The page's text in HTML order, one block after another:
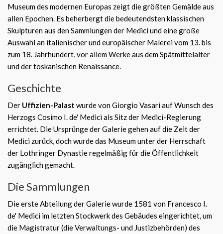
Museum des modernen Europas zeigt die größten Gemälde aus
allen Epochen. Es beherbergt die bedeutendsten klassischen
Skulpturen aus den Sammlungen der Medici und eine große
Auswahl an italienischer und europäischer Malerei vom 13. bis
zum 18. Jahrhundert, vor allem Werke aus dem Spätmittelalter
und der toskanischen Renaissance.
Geschichte
Der Uffizien-Palast wurde von Giorgio Vasari auf Wunsch des
Herzogs Cosimo I. de' Medici als Sitz der Medici-Regierung
errichtet. Die Ursprünge der Galerie gehen auf die Zeit der
Medici zurück, doch wurde das Museum unter der Herrschaft
der Lothringer Dynastie regelmäßig für die Öffentlichkeit
zugänglich gemacht.
Die Sammlungen
Die erste Abteilung der Galerie wurde 1581 von Francesco I.
de' Medici im letzten Stockwerk des Gebäudes eingerichtet, um
die Magistratur (die Verwaltungs- und Justizbehörden) des